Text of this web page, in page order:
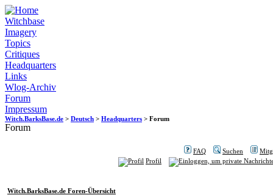
Witchbase
Imagery
Topics
Critiques
Headquarters
Links
Wlog-Archiv
Forum
Impressum
Witch.BarksBase.de > Deutsch > Headquarters > Forum
Forum
FAQ Suchen
Profil
Witch.BarksBase.de Foren-Übersicht